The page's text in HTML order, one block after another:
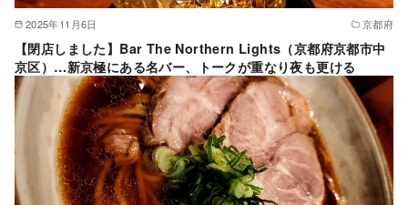
2025年11月6日 京都府
【閉店しました】Bar The Northern Lights（京都府京都市中
京区）…新京極にある名バー、トークが重なり夜も更ける